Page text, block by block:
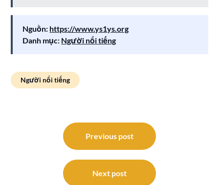
Nguồn: https://www.ys1ys.org
Danh mục: Người nổi tiếng
Người nổi tiếng
Previous post
Next post